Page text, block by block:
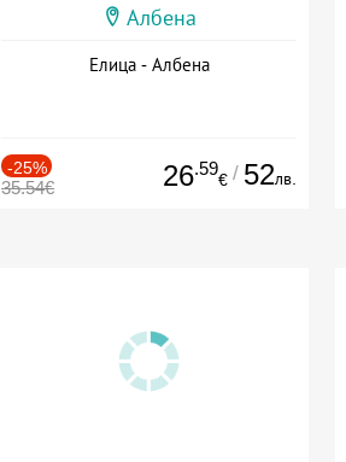
Албена
Елица - Албена
-25%
35.54€ 26.59
€ / 52лв.